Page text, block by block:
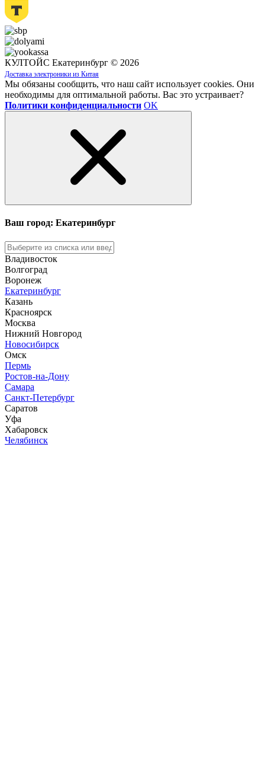
КУЛТОЙС Екатеринбург © 2026
Доставка электроники из Китая
Мы обязаны сообщить, что наш сайт использует cookies. Они
необходимы для оптимальной работы. Вас это устраивает?
Политики конфиденциальности OK
Ваш город: Екатеринбург
Владивосток
Волгоград
Воронеж
Екатеринбург
Казань
Красноярск
Москва
Нижний Новгород
Новосибирск
Омск
Пермь
Ростов-на-Дону
Самара
Санкт-Петербург
Саратов
Уфа
Хабаровск
Челябинск